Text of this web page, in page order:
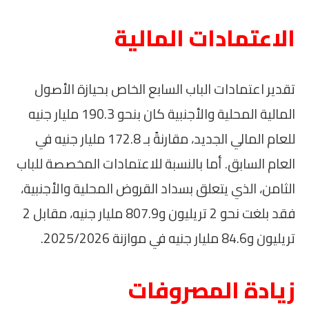
الاعتمادات المالية
تقدير اعتمادات الباب السابع الخاص بحيازة الأصول
المالية المحلية والأجنبية كان بنحو 190.3 مليار جنيه
للعام المالي الجديد، مقارنةً بـ 172.8 مليار جنيه في
العام السابق. أما بالنسبة للاعتمادات المخصصة للباب
الثامن، الذي يتعلق بسداد القروض المحلية والأجنبية،
فقد بلغت نحو 2 تريليون و807.9 مليار جنيه، مقابل 2
تريليون و84.6 مليار جنيه في موازنة 2025/2026.
زيادة المصروفات